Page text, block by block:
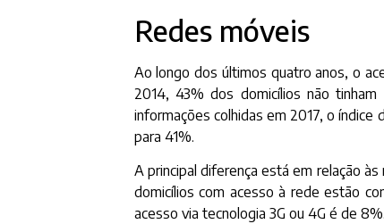
Redes móveis
Ao longo dos últimos quatro anos, o
2014, 43% dos domicílios não
informações colhidas em 2017, o
para 41%.
A principal diferença está em relação
domicílios com acesso à rede estão
acesso via tecnologia 3G ou 4G é de